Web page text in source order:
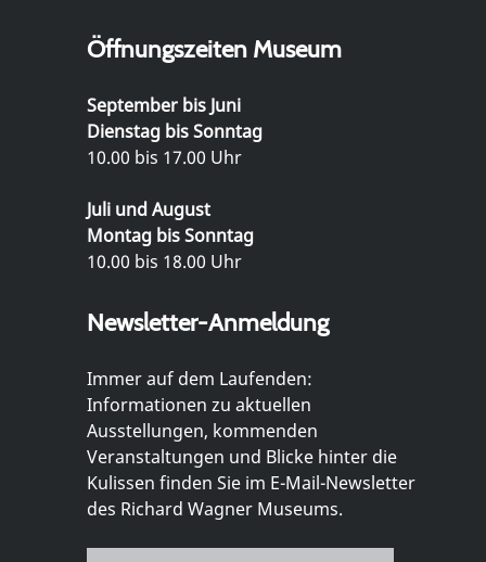
Öffnungszeiten Museum
September bis Juni
Dienstag bis Sonntag
10.00 bis 17.00 Uhr
Juli und August
Montag bis Sonntag
10.00 bis 18.00 Uhr
Newsletter-Anmeldung
Immer auf dem Laufenden:
Informationen zu aktuellen
Ausstellungen, kommenden
Veranstaltungen und Blicke hinter die
Kulissen finden Sie im E-Mail-Newsletter
des Richard Wagner Museums.